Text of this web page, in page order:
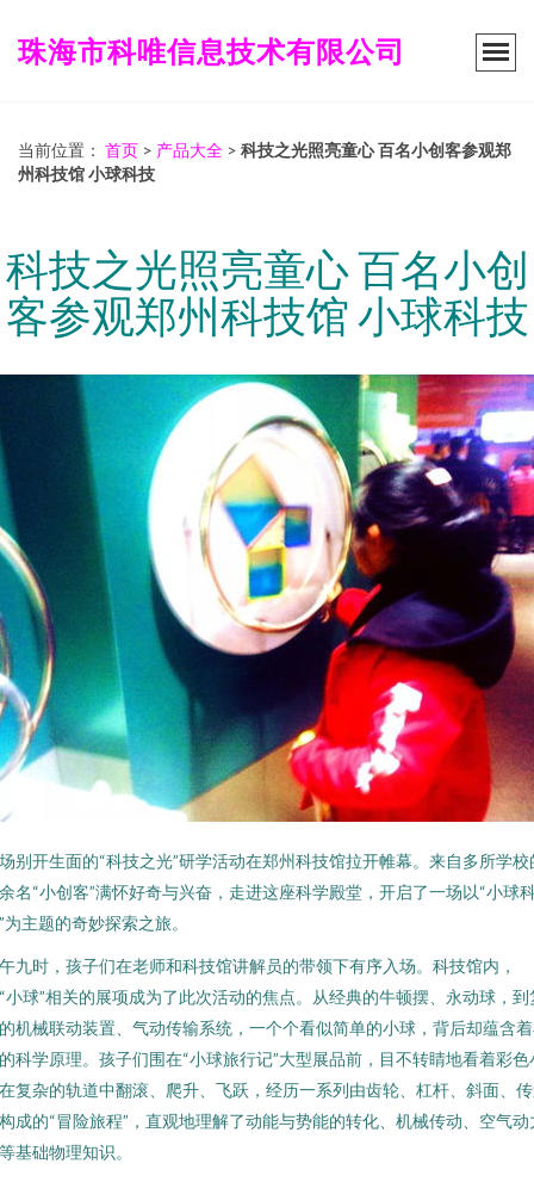
珠海市科唯信息技术有限公司
当前位置： 首页 > 产品大全 > 科技之光照亮童心 百名小创客参观郑
州科技馆 小球科技
科技之光照亮童心 百名小创
客参观郑州科技馆 小球科技
别开生面的“科技之光”研学活动在郑州科技馆拉开帷幕。来自多所学校
名“小创客”满怀好奇与兴奋，走进这座科学殿堂，开启了一场以“小球
为主题的奇妙探索之旅。
九时，孩子们在老师和科技馆讲解员的带领下有序入场。科技馆内，
小球”相关的展项成为了此次活动的焦点。从经典的牛顿摆、永动球，到
机械联动装置、气动传输系统，一个个看似简单的小球，背后却蕴含
科学原理。孩子们围在“小球旅行记”大型展品前，目不转睛地看着彩色
复杂的轨道中翻滚、爬升、飞跃，经历一系列由齿轮、杠杆、斜面、
成的“冒险旅程”，直观地理解了动能与势能的转化、机械传动、空气动
基础物理知识。